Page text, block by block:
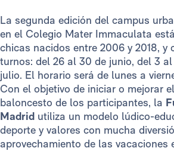
La segunda edición del campus
en el Colegio Mater Immaculata
chicas nacidos entre 2006 y 2018, y
turnos: del 26 al 30 de junio, del 3 al
julio. El horario será de lunes a
Con el objetivo de iniciar o mejorar
baloncesto de los participantes, la
Madrid utiliza un modelo lúdico-
deporte y valores con mucha
aprovechamiento de las vacaciones